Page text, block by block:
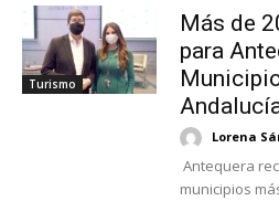
Turismo
Más de
para
Lorena
Antequera
municipios